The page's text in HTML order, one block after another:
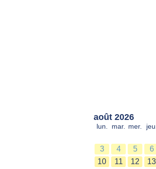
août 2026
lun. mar. mer. jeu.
3
4 5 6
10
11 12 13